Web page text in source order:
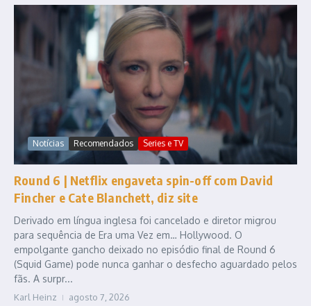
Notícias Recomendados Series e TV
Round 6 | Netflix engaveta spin-off com David
Fincher e Cate Blanchett, diz site
Derivado em língua inglesa foi cancelado e diretor migrou
para sequência de Era uma Vez em… Hollywood. O
empolgante gancho deixado no episódio final de Round 6
(Squid Game) pode nunca ganhar o desfecho aguardado pelos
fãs. A surpr...
Karl Heinz agosto 7, 2026